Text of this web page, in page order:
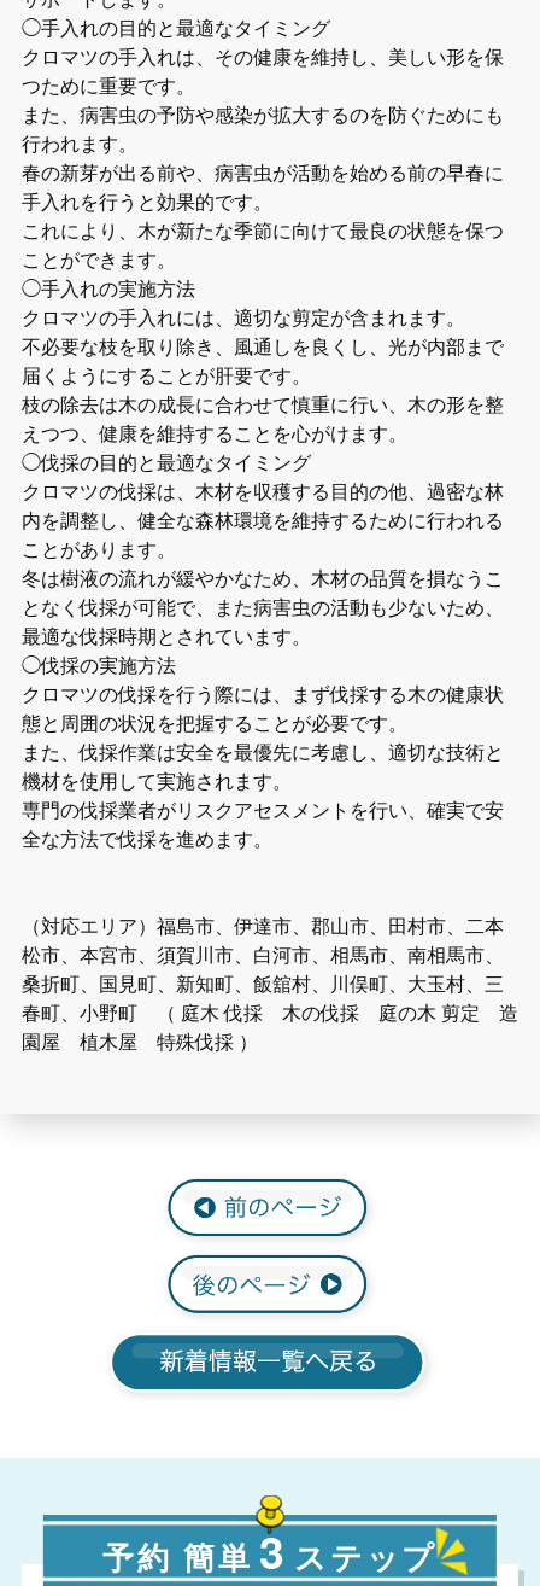
◯手入れの目的と最適なタイミング
クロマツの手入れは、その健康を維持し、美しい形を保
つために重要です。
また、病害虫の予防や感染が拡大するのを防ぐためにも
行われます。
春の新芽が出る前や、病害虫が活動を始める前の早春に
手入れを行うと効果的です。
これにより、木が新たな季節に向けて最良の状態を保つ
ことができます。
◯手入れの実施方法
クロマツの手入れには、適切な剪定が含まれます。
不必要な枝を取り除き、風通しを良くし、光が内部まで
届くようにすることが肝要です。
枝の除去は木の成長に合わせて慎重に行い、木の形を整
えつつ、健康を維持することを心がけます。
◯伐採の目的と最適なタイミング
クロマツの伐採は、木材を収穫する目的の他、過密な林
内を調整し、健全な森林環境を維持するために行われる
ことがあります。
冬は樹液の流れが緩やかなため、木材の品質を損なうこ
となく伐採が可能で、また病害虫の活動も少ないため、
最適な伐採時期とされています。
◯伐採の実施方法
クロマツの伐採を行う際には、まず伐採する木の健康状
態と周囲の状況を把握することが必要です。
また、伐採作業は安全を最優先に考慮し、適切な技術と
機材を使用して実施されます。
専門の伐採業者がリスクアセスメントを行い、確実で安
全な方法で伐採を進めます。
（対応エリア）福島市、伊達市、郡山市、田村市、二本
松市、本宮市、須賀川市、白河市、相馬市、南相馬市、
桑折町、国見町、新知町、飯舘村、川俣町、大玉村、三
春町、小野町 （ 庭木 伐採 木の伐採 庭の木 剪定 造
園屋 植木屋 特殊伐採 ）
予約 簡単 3 ステップ